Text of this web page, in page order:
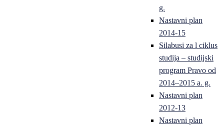
g.
Nastavni plan
2014-15
Silabusi za l ciklus
studija – studijski
program Pravo od
2014–2015 a. g.
Nastavni plan
2012-13
Nastavni plan